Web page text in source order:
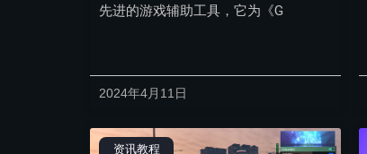
先进的游戏辅助工具，它为《G
2024年4月11日
资讯教程